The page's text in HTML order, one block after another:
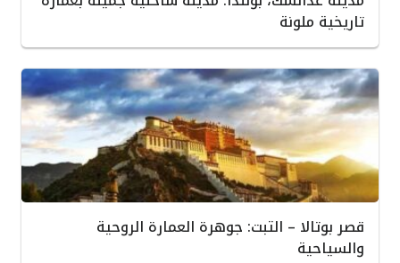
تاريخية ملونة
قصر بوتالا – التبت: جوهرة العمارة الروحية
والسياحية